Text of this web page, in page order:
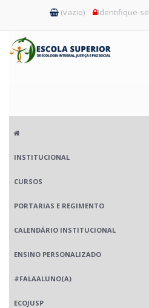
(vazio) Identifique-se
INSTITUCIONAL
CURSOS
PORTARIAS E REGIMENTO
CALENDÁRIO INSTITUCIONAL
ENSINO PERSONALIZADO
#FALAALUNO(A)
ECOJUSP